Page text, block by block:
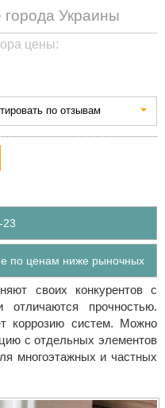
Украины
цены:
по отзывам
23
по ценам ниже рыночных
своих конкурентов с
прочностью.
коррозию систем. Можно
с отдельных элементов
многоэтажных и частных